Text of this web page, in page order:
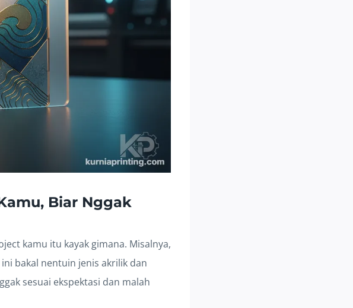
Biar Nggak
kamu itu kayak gimana. Misalnya,
bakal nentuin jenis akrilik dan
sesuai ekspektasi dan malah